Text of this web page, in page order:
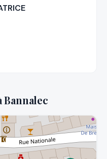
Bannalec